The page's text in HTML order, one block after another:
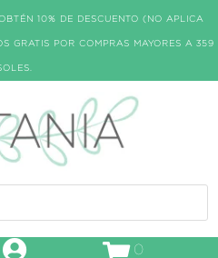
10% DE DESCUENTO (NO APLICA
GRATIS POR COMPRAS MAYORES A 359
0